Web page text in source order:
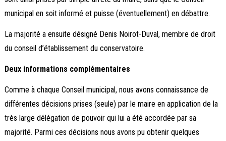
municipal en soit informé et puisse (éventuellement) en débattre.
La majorité a ensuite désigné Denis Noirot-Duval, membre de droit
du conseil d’établissement du conservatoire.
Deux informations complémentaires
Comme à chaque Conseil municipal, nous avons connaissance de
différentes décisions prises (seule) par le maire en application de la
très large délégation de pouvoir qui lui a été accordée par sa
majorité. Parmi ces décisions nous avons pu obtenir quelques